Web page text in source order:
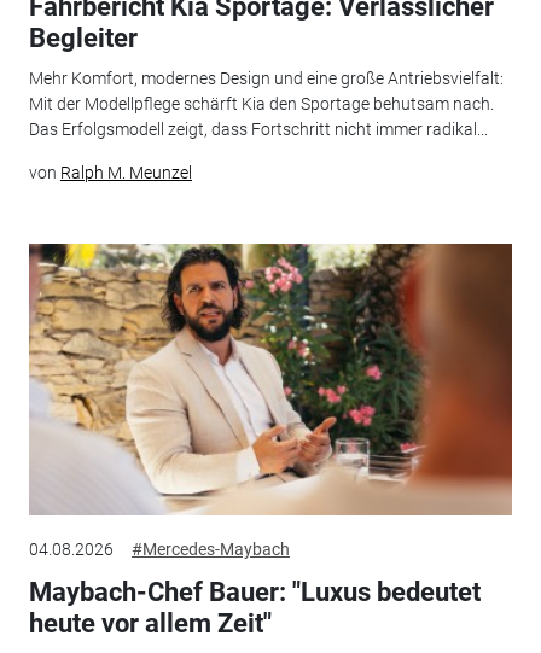
Fahrbericht Kia Sportage: Verlässlicher
Begleiter
Mehr Komfort, modernes Design und eine große Antriebsvielfalt:
Mit der Modellpflege schärft Kia den Sportage behutsam nach.
Das Erfolgsmodell zeigt, dass Fortschritt nicht immer radikal...
von Ralph M. Meunzel
04.08.2026 #Mercedes-Maybach
Maybach-Chef Bauer: "Luxus bedeutet
heute vor allem Zeit"